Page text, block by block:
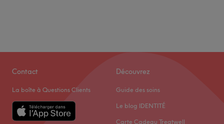
Contact
La boîte à Questions Clients
Découvrez
Guide des soins
Le blog IDENTITÉ
Carte Cadeau Treatwell